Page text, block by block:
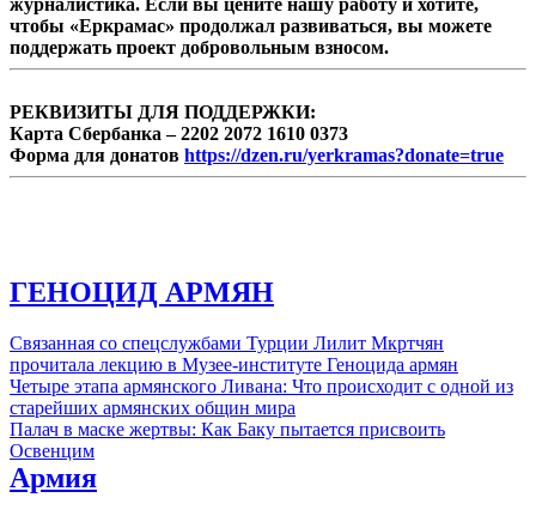
компаний передовых технологий (UATE)
Александр Есаян.
журналистика. Если вы цените нашу работу и хотите,
чтобы «Еркрамас» продолжал развиваться, вы можете
поддержать проект добровольным взносом.
РЕКВИЗИТЫ ДЛЯ ПОДДЕРЖКИ:
Карта Сбербанка – 2202 2072 1610 0373
Форма для донатов https://dzen.ru/yerkramas?donate=true
ГЕНОЦИД АРМЯН
Связанная со спецслужбами Турции Лилит Мкртчян
прочитала лекцию в Музее-институте Геноцида армян
Четыре этапа армянского Ливана: Что происходит с одной из
старейших армянских общин мира
Палач в маске жертвы: Как Баку пытается присвоить
Освенцим
Армия